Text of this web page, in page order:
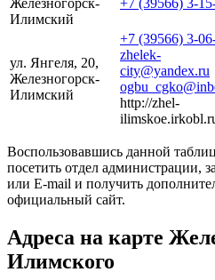
Илимский
ул. Янгеля, 20,
Железногорск-
Илимский
+7 (39566) 3-
zhelek-
city@yandex.ru
http://zhel-
Воспользовавшись данной
посетить отдел администрации,
или E-mail и получить
официальный сайт.
Адреса на карте
Илимского